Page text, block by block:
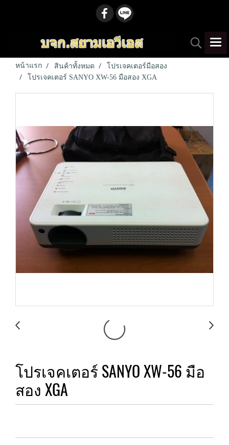
หน้าแรก สินค้าทั้งหมด
โปรเจคเตอร์มือสอง
โปรเจคเตอร์ SANYO XW-56 มือสอง XGA
โปรเจคเตอร์ SANYO XW-56 มือ
สอง XGA